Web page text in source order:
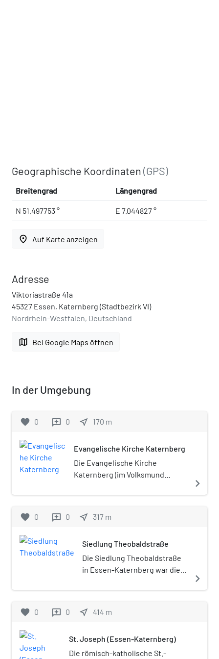
Geographische Koordinaten(GPS)
Breitengrad Längengrad
N 51.497753 ° E 7.044827 °
place Auf Karte anzeigen
Adresse
Viktoriastraße 41a
45327 Essen, Katernberg (Stadtbezirk VI)
Nordrhein-Westfalen, Deutschland
map Bei Google Maps öffnen
In der Umgebung
favorite 0 reviews 0 near_me 170 m
Evangelische Kirche Katernberg
Die Evangelische Kirche
Katernberg (im Volksmund
Kirchengebäude im nördlichen
Die größte evangelische Kirche
Denkmalschutz.
navigate_next
favorite 0 reviews 0 near_me 317 m
Siedlung Theobaldstraße
Die Siedlung Theobaldstraße
in Essen-Katernberg war die
Zechenbaumeistern
Arbeitersiedlung.
navigate_next
favorite 0 reviews 0 near_me 414 m
St. Joseph (Essen-Katernberg)
Die römisch-katholische St.-